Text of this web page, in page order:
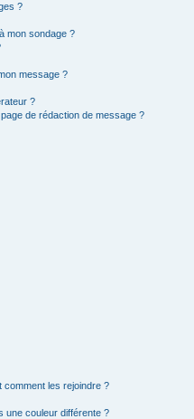
?
mon sondage ?
message ?
?
de rédaction de message ?
comment les rejoindre ?
une couleur différente ?